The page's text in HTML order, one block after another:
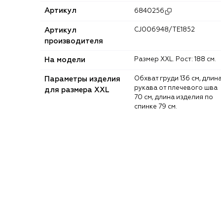
Артикул 6840256
Артикул
производителя
CJ006948/TE1852
На модели Размер XXL. Рост: 188 см.
Параметры изделия
для размера XXL
Обхват груди 136 см, длина
рукава от плечевого шва
70 см, длина изделия по
спинке 79 см.